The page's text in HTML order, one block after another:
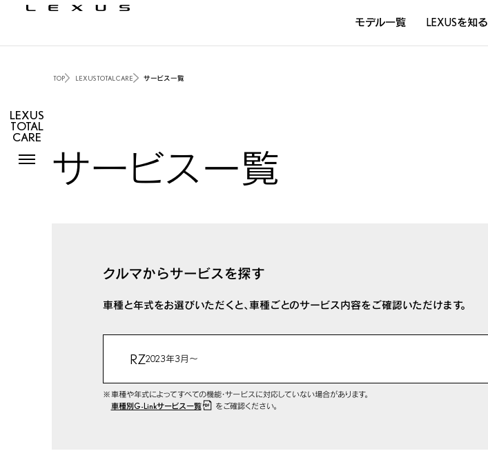
モデル一覧 LEXUSを知る
DISCOVER THE LEXUS LIFE
TOP LEXUS TOTAL CARE サービス一覧
LEXUS
TOTAL
CARE
サービス一覧
クルマからサービスを探す
車種と年式をお選びいただくと、車種ごとのサービス内容をご確認いただけます。
RZ2023年3月～
LX2022年1月～
車種や年式によってすべての機能・サービスに対応していない場合があります。
車種別G-Linkサービス一覧
をご確認ください。